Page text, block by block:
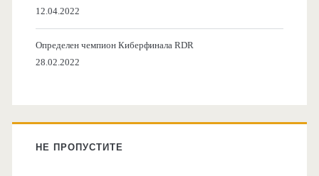
12.04.2022
Определен чемпион Киберфинала RDR
28.02.2022
НЕ ПРОПУСТИТЕ